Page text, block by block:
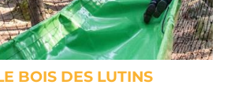
BOIS DES LUTINS